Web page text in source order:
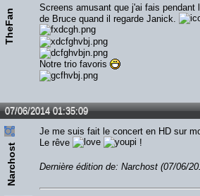
TheFan
Screens amusant que j'ai fais pendant
de Bruce quand il regarde Janick.
Notre trio favoris
07/06/2014 01:35:09
Narchost
Je me suis fait le concert en HD sur
Le rêve
!
Dernière édition de: Narchost (07/06/